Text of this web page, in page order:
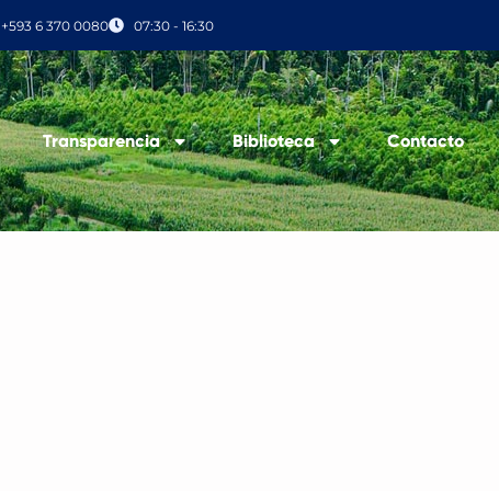
+593 6 370 0080 07:30 - 16:30
Transparencia Biblioteca Contacto